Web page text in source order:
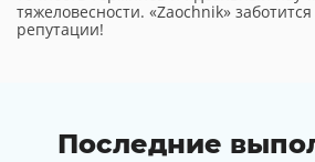
тяжеловесности. «Zaochnik»
репутации!
Последние